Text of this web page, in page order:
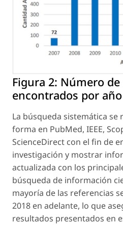
Figura 2: Número
encontrados por año
La búsqueda sistemática se
forma en PubMed, IEEE,
ScienceDirect con el fin de
investigación y mostrar
actualizada con los
búsqueda de información
mayoría de las referencias
2018 en adelante, lo que
resultados presentados en